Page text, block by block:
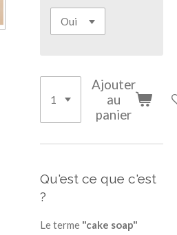
Ajouter
au
panier
Qu'est ce que c'est
?
Le terme "cake soap"